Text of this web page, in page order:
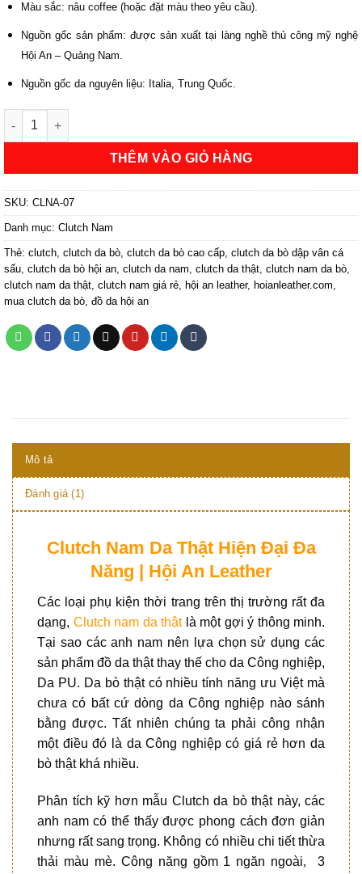
Màu sắc: nâu coffee (hoặc đặt màu theo yêu cầu).
Nguồn gốc sản phẩm: được sản xuất tại làng nghề thủ công mỹ nghệ
Hội An – Quảng Nam.
Nguồn gốc da nguyên liệu: Italia, Trung Quốc.
Clutch Nam Da Thật Hiện Đại Đa Năng | Hội An Leather số lượng
THÊM VÀO GIỎ HÀNG
SKU: CLNA-07
Danh mục: Clutch Nam
Thẻ: clutch, clutch da bò, clutch da bò cao cấp, clutch da bò dập vân cá
sấu, clutch da bò hội an, clutch da nam, clutch da thật, clutch nam da bò,
clutch nam da thật, clutch nam giá rẻ, hội an leather, hoianleather.com,
mua clutch da bò, đồ da hội an
Mô tả
Đánh giá (1)
Clutch Nam Da Thật Hiện Đại Đa
Năng | Hội An Leather
Các loại phụ kiện thời trang trên thị trường rất đa
dạng, Clutch nam da thậtlà một gợi ý thông minh.
Tại sao các anh nam nên lựa chọn sử dụng các
sản phẩm đồ da thật thay thế cho da Công nghiệp,
Da PU. Da bò thật có nhiều tính năng ưu Việt mà
chưa có bất cứ dòng da Công nghiệp nào sánh
bằng được. Tất nhiên chúng ta phải công nhận
một điều đó là da Công nghiệp có giá rẻ hơn da
bò thật khá nhiều.
Phân tích kỹ hơn mẫu Clutch da bò thật này, các
anh nam có thể thấy được phong cách đơn giản
nhưng rất sang trọng. Không có nhiều chi tiết thừa
thải màu mè. Công năng gồm 1 ngăn ngoài, 3